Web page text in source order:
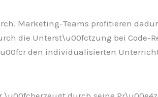
Marketing-Teams profitieren
die Unterst\u00fctzung bei Code-
den individualisierten